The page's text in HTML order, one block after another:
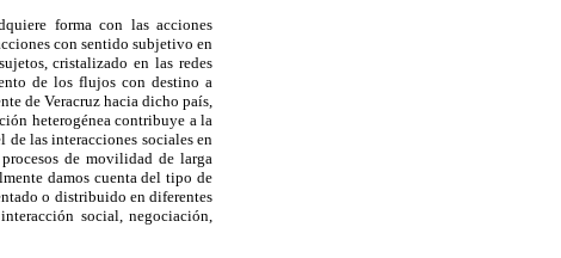
forma con las acciones
con sentido subjetivo en
cristalizado en las redes
de los flujos con destino a
de Veracruz hacia dicho país,
heterogénea contribuye a la
las interacciones sociales en
de movilidad de larga
damos cuenta del tipo de
o distribuido en diferentes
social, negociación,